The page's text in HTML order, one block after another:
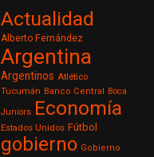
Actualidad
Alberto Fernández
Argentina
Argentinos Atlético
Tucumán Banco Central Boca
Juniors Economía
Estados Unidos Fútbol
gobierno Gobierno